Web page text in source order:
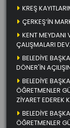
KREŞ
ÇERKEŞ’İN
KENT MEYDANI
ÇALIŞMALARI
BELEDİYE
DÖNER'İN
BELEDİYE
ÖĞRETMENLER
ZİYARET EDEREK
ÖĞRETMENLER
BELEDİYE
ÖĞRETMENLER